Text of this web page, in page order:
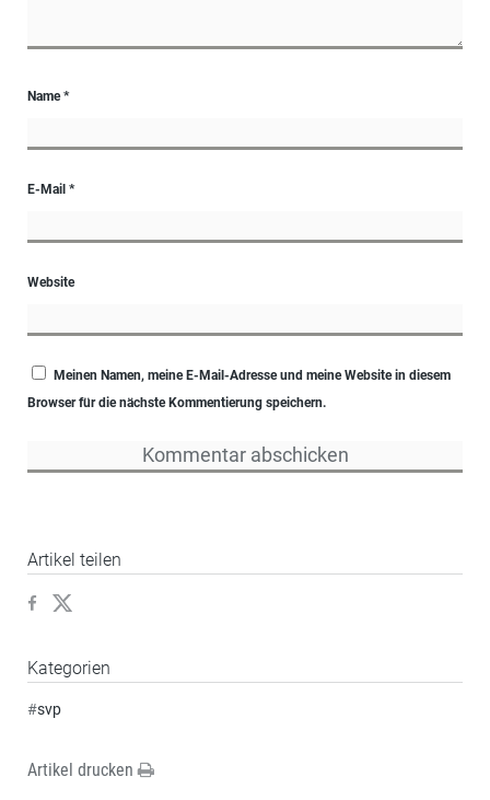
Name*
E-Mail *
Website
Meinen Namen, meine E-Mail-Adresse und meine Website in diesem
Browser für die nächste Kommentierung speichern.
Artikel teilen
Kategorien
#svp
Artikel drucken